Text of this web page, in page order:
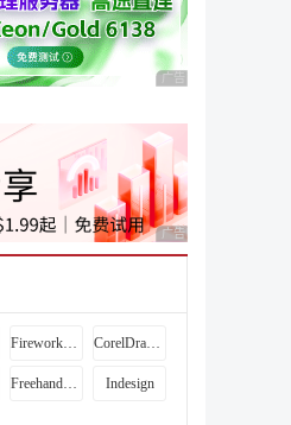
广告 商业广告，理性
广告 商业广告，理性
Fireworks教程 CorelDraw教程
Freehand教程 Indesign